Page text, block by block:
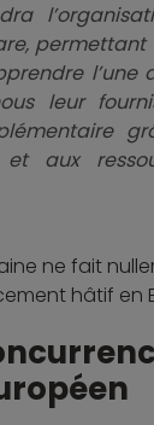
permettant
l’une
leur
et aux
ne fait
hâtif en